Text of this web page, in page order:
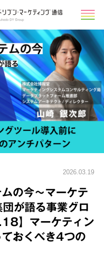
2026.03.19
の今～マーケテ
が語る事業グロ
】マーケティン
おくべき4つの